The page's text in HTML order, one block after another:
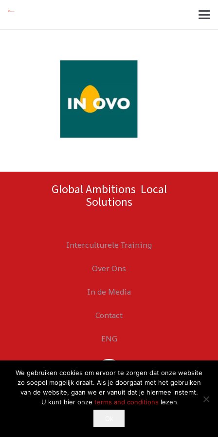
Global Ambitions Local
Solutions
Interculturele Training
Over Ons
In de Media
Contact
ENG
If you continue to use this site, you agree with it.
We gebruiken cookies om ervoor te zorgen dat onze website
zo soepel mogelijk draait. Als je doorgaat met het gebruiken
van de website, gaan we er vanuit dat je hiermee instemt.
U kunt hier onze terms and conditions lezen